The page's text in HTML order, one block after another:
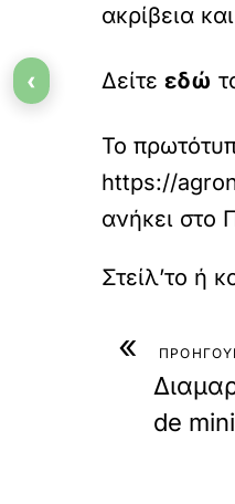
ακρίβεια
Δείτε εδώ
Το
https://
ανήκει στο
«
de
‹